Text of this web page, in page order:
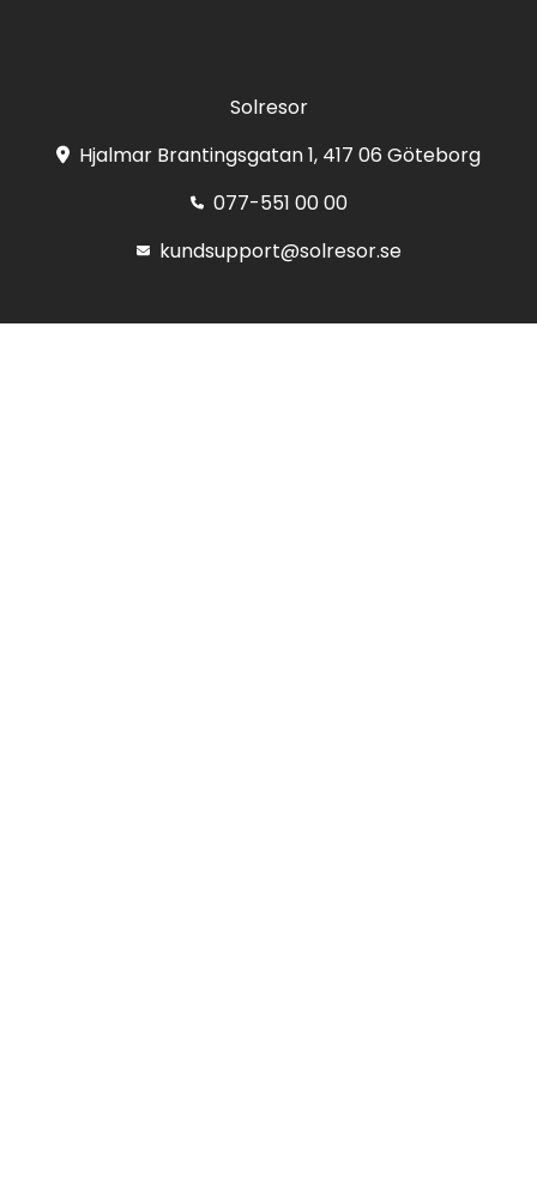
Solresor
Hjalmar Brantingsgatan 1, 417 06 Göteborg
077-551 00 00
kundsupport@solresor.se